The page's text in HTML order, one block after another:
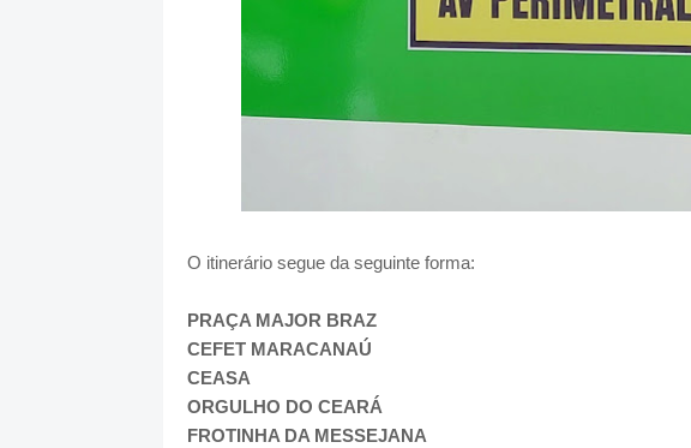
O itinerário segue da seguinte forma:
PRAÇA MAJOR BRAZ
CEFET MARACANAÚ
CEASA
ORGULHO DO CEARÁ
FROTINHA DA MESSEJANA